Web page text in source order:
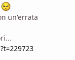
un'errata